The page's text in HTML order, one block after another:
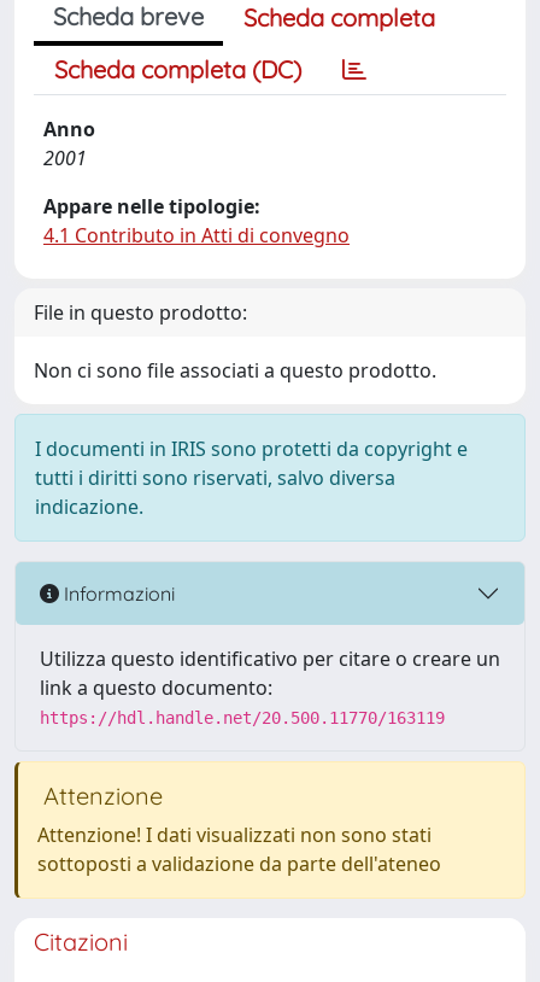
Scheda breve
Scheda completa
Scheda completa (DC)
Anno
2001
Appare nelle tipologie:
4.1 Contributo in Atti di convegno
File in questo prodotto:
Non ci sono file associati a questo prodotto.
I documenti in IRIS sono protetti da copyright e
tutti i diritti sono riservati, salvo diversa
indicazione.
Informazioni
Utilizza questo identificativo per citare o creare un
link a questo documento:
https://hdl.handle.net/20.500.11770/163119
Attenzione
Attenzione! I dati visualizzati non sono stati
sottoposti a validazione da parte dell'ateneo
Citazioni